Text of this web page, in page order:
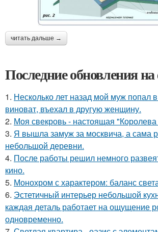
читать дальше →
Последние обновления на
1. Несколько лет назад мой муж попал
виноват, въехал в другую женщину.
2. Моя свекровь - настоящая
3. Я вышла замуж за москвича, а сама
небольшой деревни.
4. После работы решил немного
кино.
5. Монохром с характером: баланс
6. Эстетичный интерьер небольшой
каждая деталь работает на ощущение
одновременно.